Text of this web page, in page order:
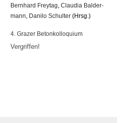
Bern­hard Frey­tag, Clau­dia Bal­der­
mann, Da­ni­lo Schul­ter (Hrsg.)
4. Gra­zer Be­ton­kol­lo­qui­um
Ver­grif­fen!